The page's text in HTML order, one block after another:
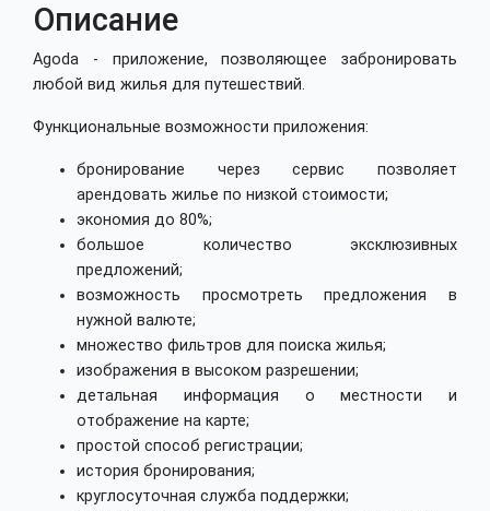
Описание
Agoda - приложение, позволяющее забронировать
любой вид жилья для путешествий.
Функциональные возможности приложения:
бронирование через сервис позволяет
арендовать жилье по низкой стоимости;
экономия до 80%;
большое количество эксклюзивных
предложений;
возможность просмотреть предложения в
нужной валюте;
множество фильтров для поиска жилья;
изображения в высоком разрешении;
детальная информация о местности и
отображение на карте;
простой способ регистрации;
история бронирования;
круглосуточная служба поддержки;